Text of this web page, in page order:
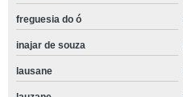
freguesia do ó
inajar de souza
lausane